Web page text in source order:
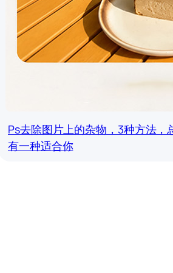
Ps去除图片上的杂物，3种方法，
有一种适合你